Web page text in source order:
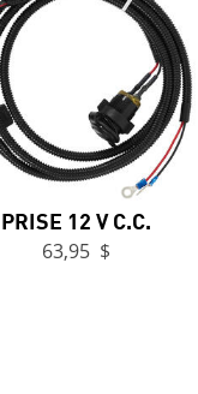
PRISE 12 V C.C.
63,95 $